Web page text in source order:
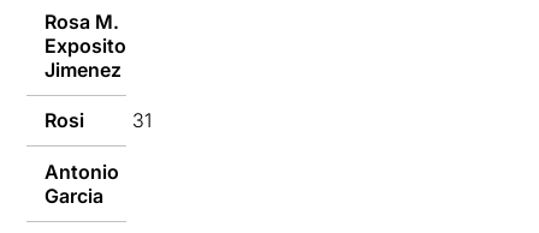
Rosa M.
Exposito
Jimenez
Rosi 31/01/2018
Antonio
Garcia